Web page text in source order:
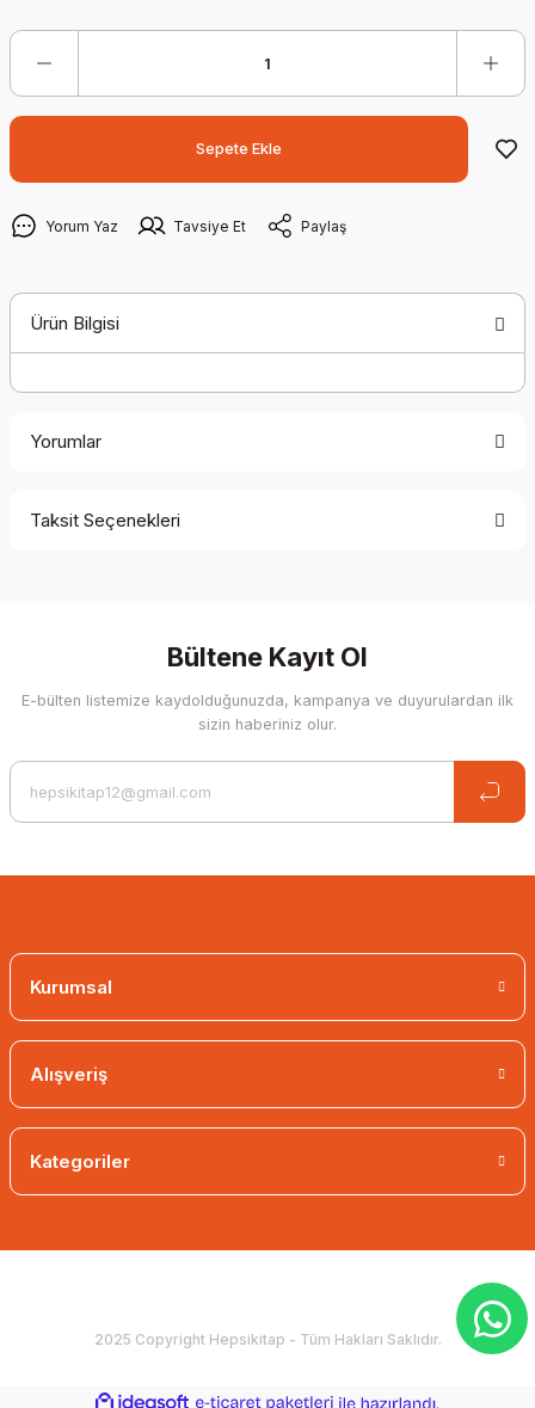
Sepete Ekle
Yorum Yaz Tavsiye Et Paylaş
Ürün Bilgisi
Yorumlar
Taksit Seçenekleri
Bültene Kayıt Ol
E-bülten listemize kaydolduğunuzda, kampanya ve duyurulardan ilk
sizin haberiniz olur.
Kurumsal
Alışveriş
Kategoriler
2025 Copyright Hepsikitap - Tüm Hakları Saklıdır.
ideasoft e-